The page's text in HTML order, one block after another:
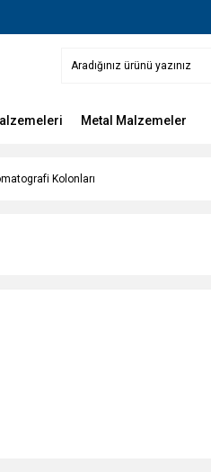
Metal Malzemeler
Kolonları